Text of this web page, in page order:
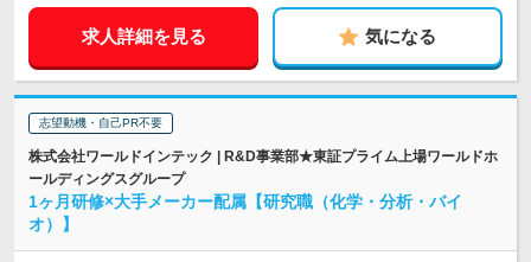
求人詳細を見る 気になる
志望動機・自己PR不要
株式会社ワールドインテック | R&D事業部★東証プライム上場ワールドホ
ールディングスグループ
1ヶ月研修×大手メーカー配属【研究職（化学・分析・バイ
オ）】